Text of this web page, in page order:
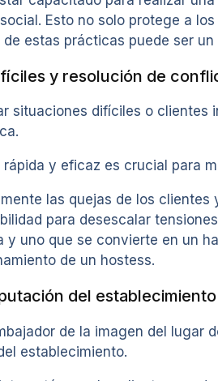
Esto no solo protege a
estas prácticas puede ser
y resolución de
situaciones difíciles o
y eficaz es crucial para
las quejas de los
para desescalar
y uno que se convierte en un
de un hostess.
del establecimiento
de la imagen del
establecimiento.